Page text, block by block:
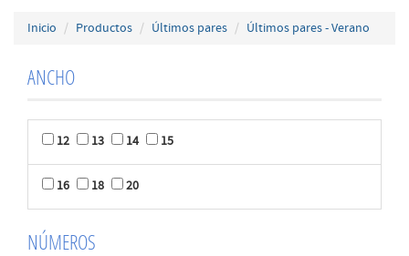
Inicio Productos Últimos pares Últimos pares - Verano
ANCHO
12 13 14 15
16 18 20
NÚMEROS